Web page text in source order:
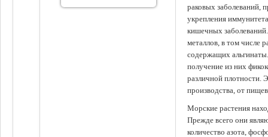
раковых заболеваний,
укрепления
кишечных
металлов, в том числе
содержащих
получение из них
различной плотности.
производства, от
Морские растения
Прежде всего они
количество азота,